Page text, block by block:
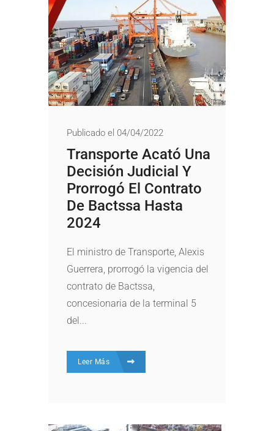
Publicado el 04/04/2022
Transporte Acató Una
Decisión Judicial Y
Prorrogó El Contrato
De Bactssa Hasta
2024
El ministro de Transporte, Alexis
Guerrera, prorrogó la vigencia del
contrato de Bactssa,
concesionaria de la terminal 5
del...
Leer Más